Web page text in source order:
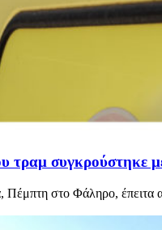
τραμ συγκρούστηκε
Πέμπτη στο Φάληρο,